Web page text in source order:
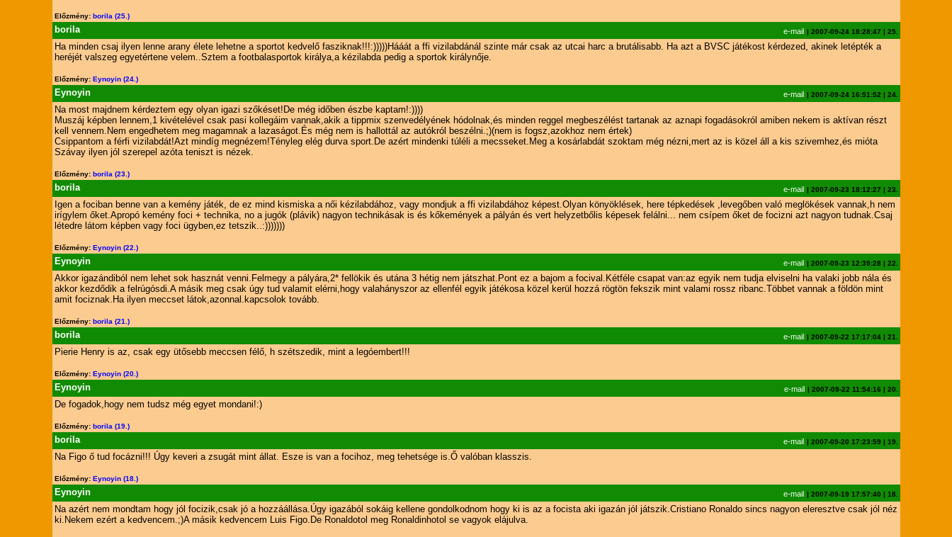
Előzmény: borila (25.)
borila e-mail | 2007-09-24 18:28:47 | 25.
Ha minden csaj ilyen lenne arany élete lehetne a sportot kedvelő fasziknak!!!:)))))Hááát a ffi vizilabdánál szinte már csak az utcai harc a brutálisabb. Ha azt a BVSC játékost kérdezed, akinek letépték a
heréjét valszeg egyetértene velem..Sztem a footbalasportok királya,a kézilabda pedig a sportok királynője.
Előzmény: Eynoyin (24.)
Eynoyin e-mail | 2007-09-24 16:51:52 | 24.
Na most majdnem kérdeztem egy olyan igazi szőkéset!De még időben észbe kaptam!:))))
Muszáj képben lennem,1 kivételével csak pasi kollegáim vannak,akik a tippmix szenvedélyének hódolnak,és minden reggel megbeszélést tartanak az aznapi fogadásokról amiben nekem is aktívan részt
kell vennem.Nem engedhetem meg magamnak a lazaságot.És még nem is hallottál az autókról beszélni.;)(nem is fogsz,azokhoz nem értek)
Csippantom a férfi vizilabdát!Azt mindíg megnézem!Tényleg elég durva sport.De azért mindenki túléli a mecsseket.Meg a kosárlabdát szoktam még nézni,mert az is közel áll a kis szivemhez,és mióta
Szávay ilyen jól szerepel azóta teniszt is nézek.
Előzmény: borila (23.)
borila e-mail | 2007-09-23 18:12:27 | 23.
Igen a fociban benne van a kemény játék, de ez mind kismiska a női kézilabdához, vagy mondjuk a ffi vizilabdához képest.Olyan könyöklések, here tépkedések ,levegőben való meglökések vannak,h nem
irígylem őket.Apropó kemény foci + technika, no a jugók (plávik) nagyon technikásak is és kőkemények a pályán és vert helyzetbőlis képesek felálni... nem csípem őket de focizni azt nagyon tudnak.Csaj
létedre látom képben vagy foci ügyben,ez tetszik..:)))))))
Előzmény: Eynoyin (22.)
Eynoyin e-mail | 2007-09-23 12:39:28 | 22.
Akkor igazándiból nem lehet sok hasznát venni.Felmegy a pályára,2* fellökik és utána 3 hétig nem játszhat.Pont ez a bajom a focival.Kétféle csapat van:az egyik nem tudja elviselni ha valaki jobb nála és
akkor kezdődik a felrúgósdi.A másik meg csak úgy tud valamit elérni,hogy valahányszor az ellenfél egyik játékosa közel kerül hozzá rögtön fekszik mint valami rossz ribanc.Többet vannak a földön mint
amit fociznak.Ha ilyen meccset látok,azonnal.kapcsolok tovább.
Előzmény: borila (21.)
borila e-mail | 2007-09-22 17:17:04| 21.
Pierie Henry is az, csak egy ütősebb meccsen félő, h szétszedik, mint a legóembert!!!
Előzmény: Eynoyin (20.)
Eynoyin e-mail | 2007-09-22 11:54:16 | 20.
De fogadok,hogy nem tudsz még egyet mondani!:)
Előzmény: borila (19.)
borila e-mail | 2007-09-20 17:23:59 | 19.
Na Figo ő tud focázni!!! Úgy keveri a zsugát mint állat. Esze is van a focihoz, meg tehetsége is.Ő valóban klasszis.
Előzmény: Eynoyin (18.)
Eynoyin e-mail | 2007-09-19 17:57:40 | 18.
Na azért nem mondtam hogy jól focizik,csak jó a hozzáállása.Úgy igazából sokáig kellene gondolkodnom hogy ki is az a focista aki igazán jól játszik.Cristiano Ronaldo sincs nagyon eleresztve csak jól néz
ki.Nekem ezért a kedvencem.;)A másik kedvencem Luis Figo.De Ronaldotol meg Ronaldinhotol se vagyok elájulva.